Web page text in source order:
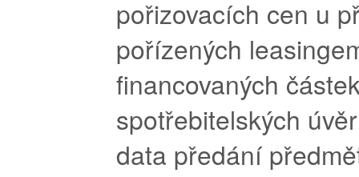
pořizovacích cen u
pořízených
financovaných
spotřebitelských
data předání